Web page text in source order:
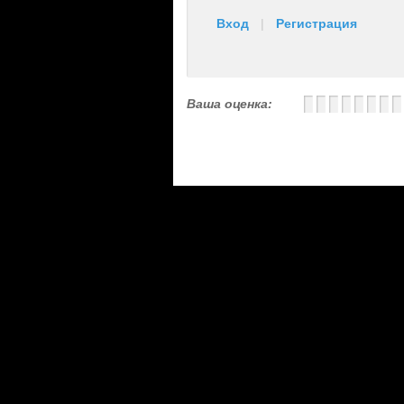
Вход | Регистрация
Ваша оценка: